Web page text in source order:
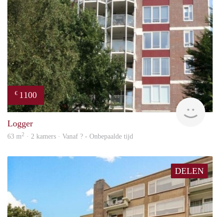
€ 1100
rent
Logger
63 m2 · 2 kamers · Vanaf ? - Onbepaalde tijd
DELEN